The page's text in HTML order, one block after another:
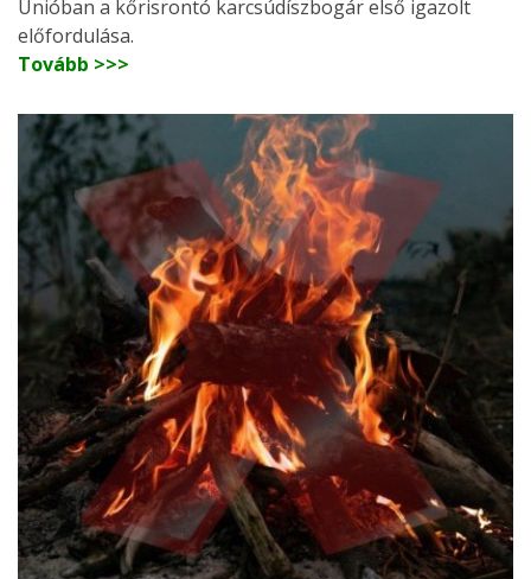
Unióban a kőrisrontó karcsúdíszbogár első igazolt
előfordulása.
Tovább >>>